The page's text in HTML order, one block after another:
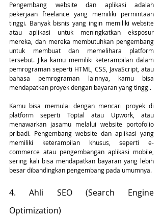
Pengembang website dan aplikasi adalah
pekerjaan freelance yang memiliki permintaan
tinggi. Banyak bisnis yang ingin memiliki website
atau aplikasi untuk meningkatkan eksposur
mereka, dan mereka membutuhkan pengembang
untuk membuat dan memelihara platform
tersebut. Jika kamu memiliki keterampilan dalam
pemrograman seperti HTML, CSS, JavaScript, atau
bahasa pemrograman lainnya, kamu bisa
mendapatkan proyek dengan bayaran yang tinggi.
Kamu bisa memulai dengan mencari proyek di
platform seperti Toptal atau Upwork, atau
menawarkan jasamu melalui website portofolio
pribadi. Pengembang website dan aplikasi yang
memiliki keterampilan khusus, seperti e-
commerce atau pengembangan aplikasi mobile,
sering kali bisa mendapatkan bayaran yang lebih
besar dibandingkan pengembang pada umumnya.
4. Ahli SEO (Search Engine
Optimization)